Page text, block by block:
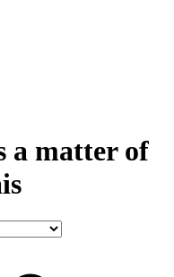
a matter of